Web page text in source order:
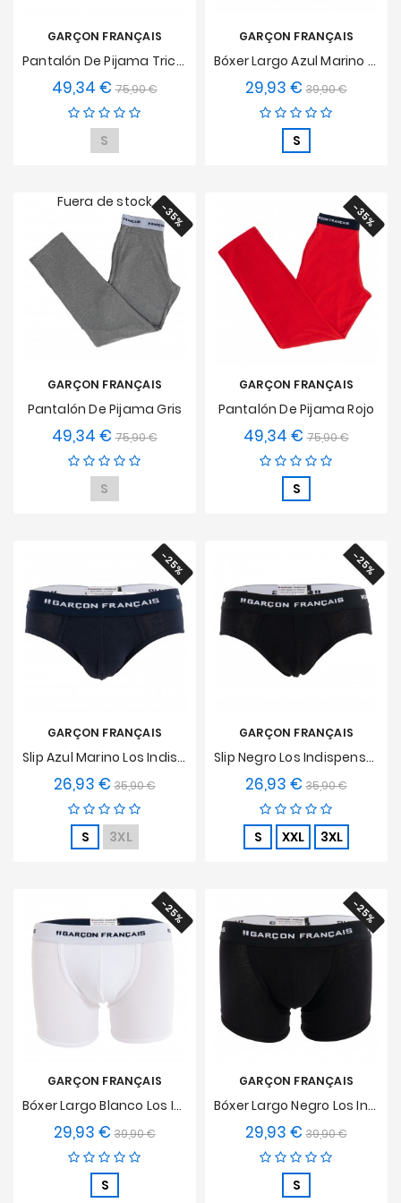
GARÇON FRANÇAIS
Pantalón De Pijama Tricolor
49,34 € Precio
base
75,90 €Precio
S
GARÇON FRANÇAIS
Bóxer Largo Azul Marino "Los Indispensables"
29,93 € Precio
base
39,90 €Precio
S
-35%
GARÇON FRANÇAIS
Pantalón De Pijama Gris
49,34 € Precio
base
75,90 €Precio
S
Fuera de stock -35%
GARÇON FRANÇAIS
Pantalón De Pijama Rojo
49,34 € Precio
base
75,90 €Precio
S
-25%
GARÇON FRANÇAIS
Slip Azul Marino Los Indispensables
26,93 € Precio
base
35,90 €Precio
S 3XL
-25%
GARÇON FRANÇAIS
Slip Negro Los Indispensables
26,93 € Precio
base
35,90 €Precio
S XXL 3XL
-25%
GARÇON FRANÇAIS
Bóxer Largo Blanco Los Indispensables
29,93 € Precio
base
39,90 €Precio
S
-25%
GARÇON FRANÇAIS
Bóxer Largo Negro Los Indispensables
29,93 € Precio
base
39,90 €Precio
S